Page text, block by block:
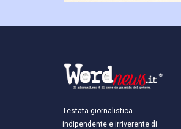
Testata giornalistica
indipendente e irriverente di